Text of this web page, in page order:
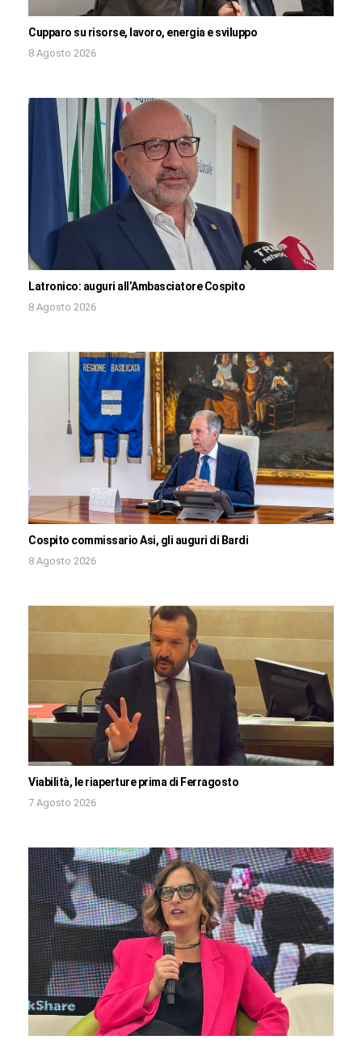
Cupparo su risorse, lavoro, energia e sviluppo
8 Agosto 2026
Latronico: auguri all’Ambasciatore Cospito
8 Agosto 2026
Cospito commissario Asi, gli auguri di Bardi
8 Agosto 2026
Viabilità, le riaperture prima di Ferragosto
7 Agosto 2026